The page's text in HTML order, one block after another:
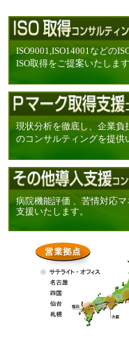
ISO9001,ISO14001などの
ISO取得をご提案いたします
現状分析を徹底し、企業負
のコンサルティングを提供
病院機能評価 、苦情対応
支援いたします。